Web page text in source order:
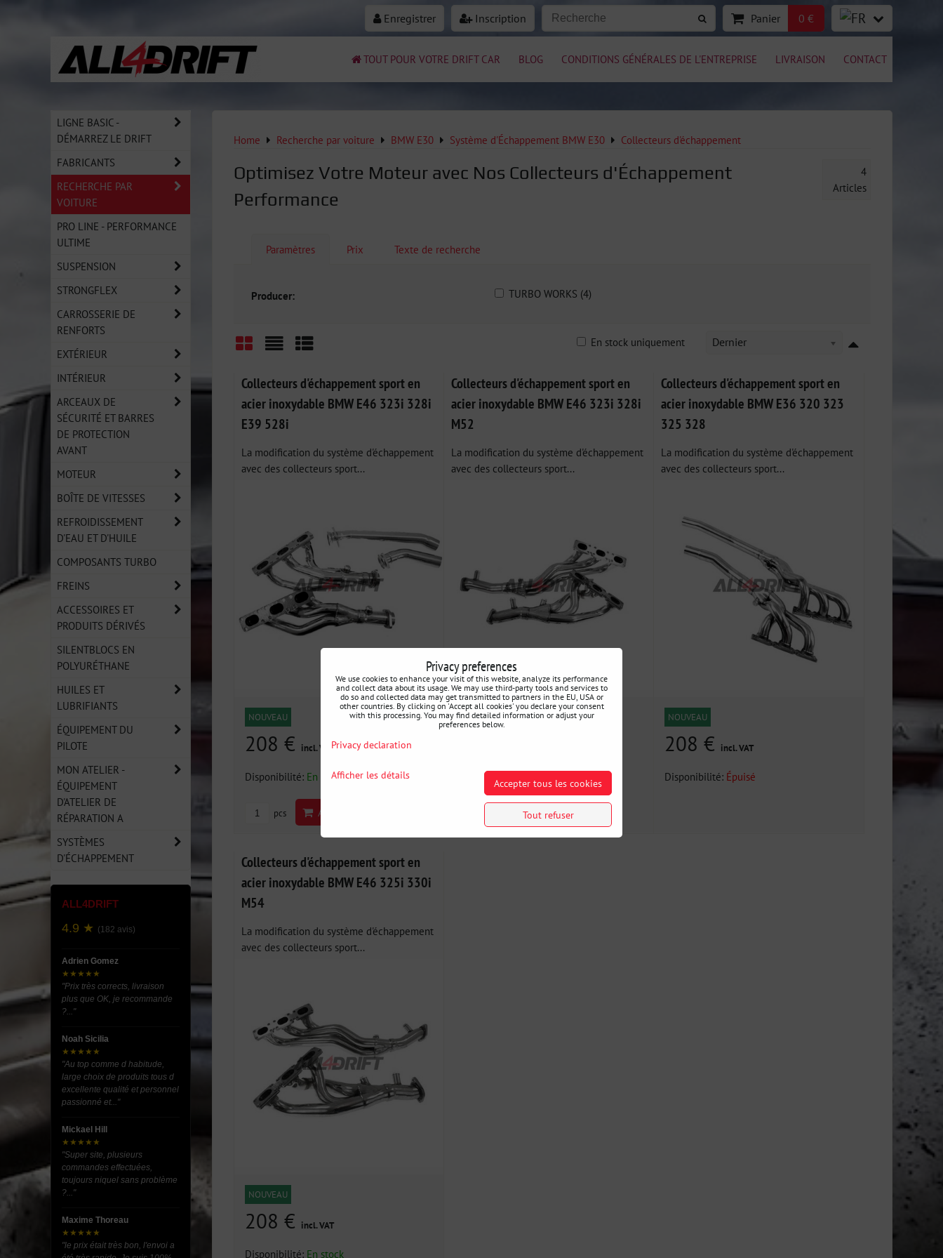
Enregistrer Inscription Panier 0 €
TOUT POUR VOTRE DRIFT CAR BLOG CONDITIONS GÉNÉRALES DE L'ENTREPRISE LIVRAISON CONTACT
Home Recherche par voiture BMW E30 Système d'Échappement BMW E30 Collecteurs d'échappement
Optimisez Votre Moteur avec Nos Collecteurs d'Échappement
Performance
4
Articles
Paramètres Prix Texte de recherche
Producer: TURBO WORKS (4)
Dernier
En stock uniquement
Collecteurs d'échappement sport en
acier inoxydable BMW E46 323i 328i
E39 528i
La modification du système d'échappement
avec des collecteurs sport...
NOUVEAU
208 € incl. VAT
Disponibilité: En stock
pcs AJOUTER AU PANIER
Collecteurs d'échappement sport en
acier inoxydable BMW E46 323i 328i
M52
La modification du système d'échappement
avec des collecteurs sport...
NOUVEAU
Disponibilité:
Collecteurs d'échappement sport en
acier inoxydable BMW E36 320 323
325 328
La modification du système d'échappement
avec des collecteurs sport...
NOUVEAU
208 € incl. VAT
Disponibilité: Épuisé
Collecteurs d'échappement sport en
acier inoxydable BMW E46 325i 330i
M54
La modification du système d'échappement
avec des collecteurs sport...
NOUVEAU
208 € incl. VAT
Disponibilité: En stock
LIGNE BASIC -
DÉMARREZ LE DRIFT
FABRICANTS
RECHERCHE PAR
VOITURE
PRO LINE - PERFORMANCE
ULTIME
SUSPENSION
STRONGFLEX
CARROSSERIE DE
RENFORTS
EXTÉRIEUR
INTÉRIEUR
ARCEAUX DE
SÉCURITÉ ET BARRES
DE PROTECTION
AVANT
MOTEUR
BOÎTE DE VITESSES
REFROIDISSEMENT
D'EAU ET D'HUILE
COMPOSANTS TURBO
FREINS
ACCESSOIRES ET
PRODUITS DÉRIVÉS
SILENTBLOCS EN
POLYURÉTHANE
HUILES ET
LUBRIFIANTS
ÉQUIPEMENT DU
PILOTE
MON ATELIER -
ÉQUIPEMENT
D'ATELIER DE
RÉPARATION A
SYSTÈMES
D'ÉCHAPPEMENT
ALL4DRIFT
4.9 ★ (182 avis)
Adrien Gomez
★★★★★
"Prix très corrects, livraison
plus que OK, je recommande
?..."
Noah Sicilia
★★★★★
"Au top comme d habitude,
large choix de produits tous d
excellente qualité et personnel
passionné et..."
Mickael Hill
★★★★★
"Super site, plusieurs
commandes effectuées,
toujours niquel sans problème
?..."
Maxime Thoreau
★★★★★
"le prix était très bon, l'envoi a
Privacy preferences
We use cookies to enhance your visit of this website, analyze its performance
and collect data about its usage. We may use third-party tools and services to
do so and collected data may get transmitted to partners in the EU, USA or
other countries. By clicking on 'Accept all cookies' you declare your consent
with this processing. You may find detailed information or adjust your
preferences below.
Privacy declaration
Afficher les détails
Accepter tous les cookies
Tout refuser